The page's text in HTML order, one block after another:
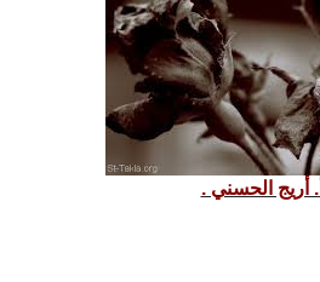
أ. أريج الحسني .